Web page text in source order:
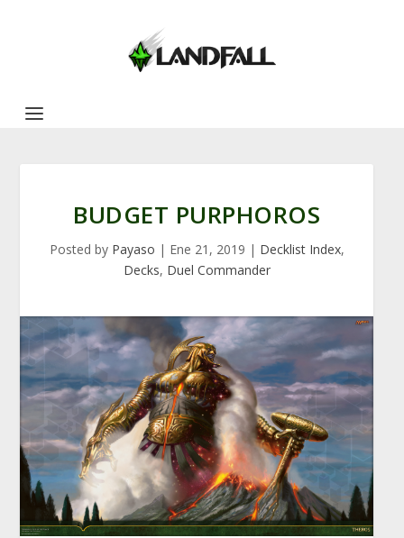
BUDGET PURPHOROS
Posted by Payaso | Ene 21, 2019 | Decklist Index,
Decks, Duel Commander